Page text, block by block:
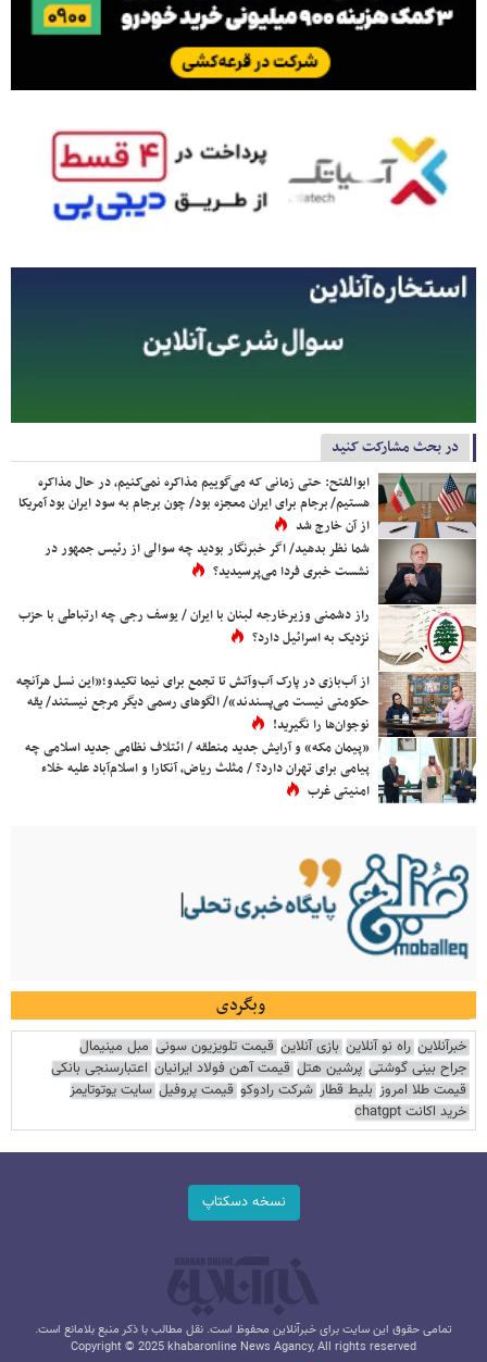
در بحث مشارکت کنید
ابوالفتح: حتی زمانی که می‌گوییم مذاکره نمی‌کنیم، در حال مذاکره
هستیم/ برجام برای ایران معجزه بود/ چون برجام به سود ایران بود آمریکا
از آن خارج شد
شما نظر بدهید/ اگر خبرنگار بودید چه سوالی از رئیس جمهور در
نشست خبری فردا می‌پرسیدید؟
راز دشمنی وزیرخارجه لبنان با ایران / یوسف رجی چه ارتباطی با حزب
نزدیک به اسرائیل دارد؟
از آب‌بازی در پارک آب‌وآتش تا تجمع برای نیما تکیدو؛«این نسل هرآنچه
حکومتی نیست می‌پسندند»/ الگوهای رسمی دیگر مرجع نیستند/ یقه
نوجوان‌ها را نگیرید!
«پیمان مکه» و آرایش جدید منطقه / ائتلاف نظامی جدید اسلامی چه
پیامی برای تهران دارد؟ / مثلث ریاض، آنکارا و اسلام‌آباد علیه خلاء
امنیتی غرب
وبگردی
خبرآنلاین راه نو آنلاین بازی آنلاین قیمت تلویزیون سونی مبل مینیمال
جراح بینی گوشتی پرشین هتل قیمت آهن فولاد ایرانیان اعتبارسنجی بانکی
قیمت طلا امروز بلیط قطار شرکت رادوکو قیمت پروفیل سایت یوتوتایمز
خرید اکانت chatgpt
نسخه دسکتاپ
تمامی حقوق این سایت برای خبرآنلاین محفوظ است. نقل مطالب با ذکر منبع بلامانع است.
Copyright © 2025 khabaronline News Agancy, All rights reserved